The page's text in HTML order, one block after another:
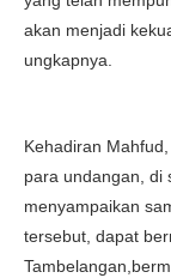
akan menjadi
ungkapnya.
Kehadiran
para undangan, di
menyampaikan
tersebut, dapat